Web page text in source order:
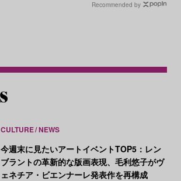
Recommended by
CULTURE NEWS
今週末に見たいアートイベントTOP5：レン
ブラントの革新的な版画表現、毛利悠子がヴ
ェネチア・ビエンナーレ発表作を再構成